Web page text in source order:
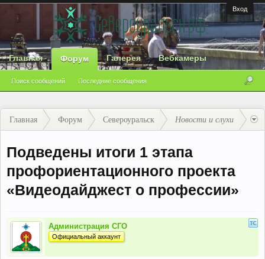
Вход
Главная Форум
Поиск сообщений Последние сообщения
Галерея Вебкамеры
Главная Форум Североуральск Новости и слухи
Подведены итоги 1 этапа
профориентационного проекта
«Видеодайджест о профессии»
Администрация СГО
Официальный аккаунт